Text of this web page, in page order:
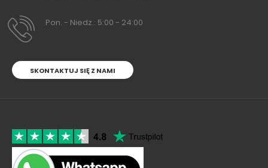
Pon. - Niedz.: 5:00 - 24:00
SKONTAKTUJ SIĘ Z NAMI